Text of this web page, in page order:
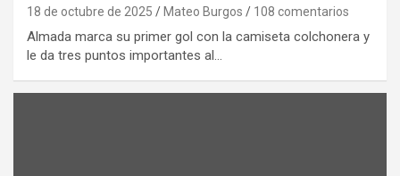
18 de octubre de 2025 Mateo Burgos 108 comentarios
Almada marca su primer gol con la camiseta colchonera y
le da tres puntos importantes al…